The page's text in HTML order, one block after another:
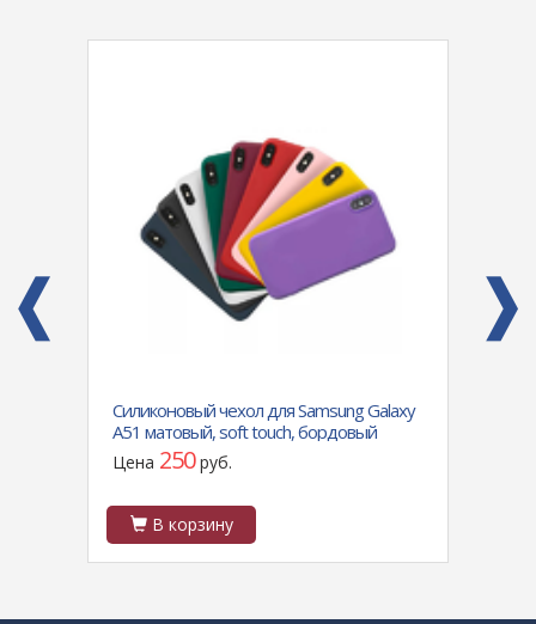
Силиконовый чехол для Samsung Galaxy
A51 матовый, soft touch, бордовый
Цена 250руб.
В корзину